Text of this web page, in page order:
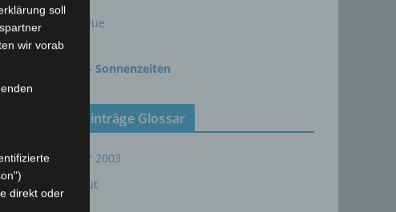
meteoblue
time.is - Sonnenzeiten
Neueinträge Glossar
Sommer 2003
Sturmflut
soll
wir vorab
direkt oder